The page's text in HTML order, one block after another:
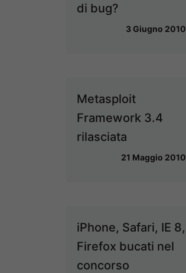
di bug?
3 Giugno 2010
Metasploit
Framework 3.4
rilasciata
21 Maggio 2010
iPhone, Safari, IE 8,
Firefox bucati nel
concorso